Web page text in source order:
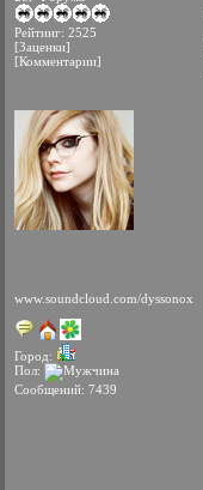
Рейтинг: 2525
[Заценки]
[Комментарии]
www.soundcloud.com/dyssonox
Город:
Пол:
Сообщений: 7439